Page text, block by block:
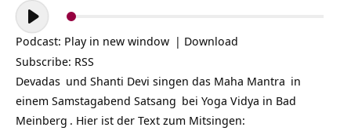
Audio-
Player
Podcast: Play in new window | Download
Subscribe: RSS
Devadas und Shanti Devi singen das Maha Mantra in
einem Samstagabend Satsang bei Yoga Vidya in Bad
Meinberg . Hier ist der Text zum Mitsingen: